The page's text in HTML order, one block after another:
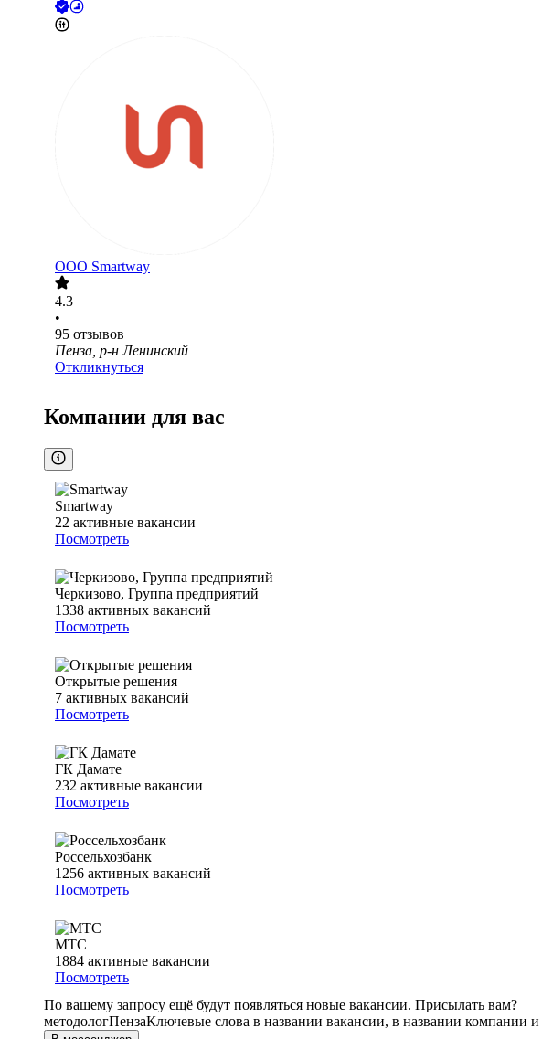
ООО Smartway
4.3
•
95 отзывов
Пенза, р-н Ленинский
Откликнуться
Компании для вас
Smartway
22 активные вакансии
Посмотреть
Черкизово, Группа предприятий
1338 активных вакансий
Посмотреть
Открытые решения
7 активных вакансий
Посмотреть
ГК Дамате
232 активные вакансии
Посмотреть
Россельхозбанк
1256 активных вакансий
Посмотреть
МТС
1884 активные вакансии
Посмотреть
По вашему запросу ещё будут появляться новые вакансии. Присылать вам?
методологПензаКлючевые слова в названии вакансии, в названии компании